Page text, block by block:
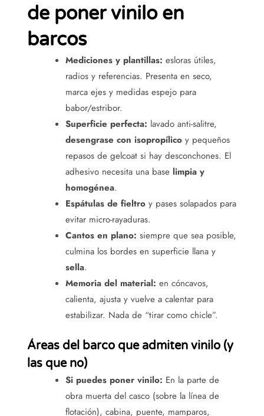
de poner vinilo en
barcos
Mediciones y plantillas: esloras útiles,
radios y referencias. Presenta en seco,
marca ejes y medidas espejo para
babor/estribor.
Superficie perfecta: lavado anti-salitre,
desengrase con isopropílico y pequeños
repasos de gelcoat si hay desconchones. El
adhesivo necesita una base limpia y
homogénea.
Espátulas de fieltro y pases solapados para
evitar micro-rayaduras.
Cantos en plano: siempre que sea posible,
culmina los bordes en superficie llana y
sella.
Memoria del material: en cóncavos,
calienta, ajusta y vuelve a calentar para
estabilizar. Nada de “tirar como chicle”.
Áreas del barco que admiten vinilo (y
las que no)
Si puedes poner vinilo: En la parte de
obra muerta del casco (sobre la línea de
flotación), cabina, puente, mamparos,